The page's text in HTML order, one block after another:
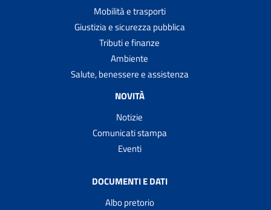
Mobilità e trasporti
Giustizia e sicurezza pubblica
Tributi e finanze
Ambiente
Salute, benessere e assistenza
NOVITÀ
Notizie
Comunicati stampa
Eventi
DOCUMENTI E DATI
Albo pretorio